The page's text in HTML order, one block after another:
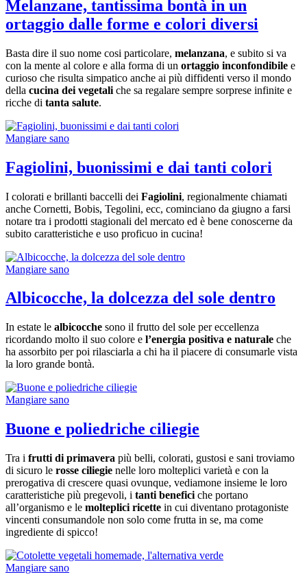
Melanzane, tantissima bontà in un
ortaggio dalle forme e colori diversi
Basta dire il suo nome cosi particolare, melanzana, e subito si va
con la mente al colore e alla forma di un ortaggio inconfondibile e
curioso che risulta simpatico anche ai più diffidenti verso il mondo
della cucina dei vegetali che sa regalare sempre sorprese infinite e
ricche di tanta salute.
Mangiare sano
Fagiolini, buonissimi e dai tanti colori
I colorati e brillanti baccelli dei Fagiolini, regionalmente chiamati
anche Cornetti, Bobis, Tegolini, ecc, cominciano da giugno a farsi
notare tra i prodotti stagionali del mercato ed è bene conoscerne da
subito caratteristiche e uso proficuo in cucina!
Mangiare sano
Albicocche, la dolcezza del sole dentro
In estate le albicocche sono il frutto del sole per eccellenza
ricordando molto il suo colore e l’energia positiva e naturale che
ha assorbito per poi rilasciarla a chi ha il piacere di consumarle vista
la loro grande bontà.
Mangiare sano
Buone e poliedriche ciliegie
Tra i frutti di primavera più belli, colorati, gustosi e sani troviamo
di sicuro le rosse ciliegie nelle loro molteplici varietà e con la
prerogativa di crescere quasi ovunque, vediamone insieme le loro
caratteristiche più pregevoli, i tanti benefici che portano
all’organismo e le molteplici ricette in cui diventano protagoniste
vincenti consumandole non solo come frutta in se, ma come
ingrediente di spicco!
Mangiare sano